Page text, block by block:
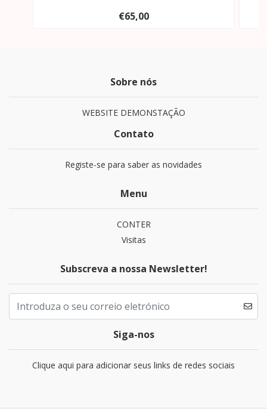
€65,00
Sobre nós
WEBSITE DEMONSTAÇÃO
Contato
Registe-se para saber as novidades
Menu
CONTER
Visitas
Subscreva a nossa Newsletter!
Siga-nos
Clique aqui para adicionar seus links de redes sociais